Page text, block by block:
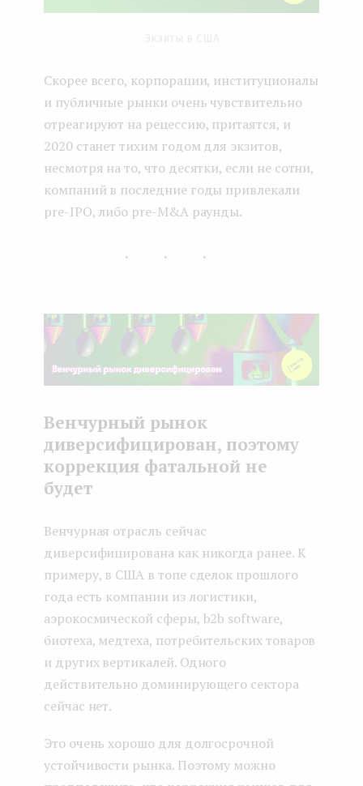
Скорее всего, корпорации, институционалы
и публичные рынки очень чувствительно
отреагируют на рецессию, притаятся, и
2020 станет тихим годом для экзитов,
несмотря на то, что десятки, если не сотни,
компаний в последние годы привлекали
pre-IPO, либо pre-M&A раунды.
...
Венчурный рынок
диверсифицирован, поэтому
коррекция фатальной не
будет
Венчурная отрасль сейчас
диверсифицирована как никогда ранее. К
примеру, в США в топе сделок прошлого
года есть компании из логистики,
аэрокосмической сферы, b2b software,
биотеха, медтеха, потребительских товаров
и других вертикалей. Одного
действительно доминирующего сектора
сейчас нет.
Это очень хорошо для долгосрочной
устойчивости рынка. Поэтому можно